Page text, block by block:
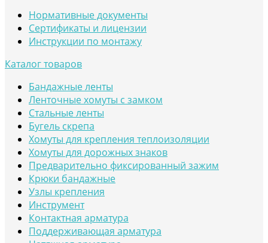
Нормативные документы
Сертификаты и лицензии
Инструкции по монтажу
Каталог товаров
Бандажные ленты
Ленточные хомуты с замком
Стальные ленты
Бугель скрепа
Хомуты для крепления теплоизоляции
Хомуты для дорожных знаков
Предварительно фиксированный зажим
Крюки бандажные
Узлы крепления
Инструмент
Контактная арматура
Поддерживающая арматура